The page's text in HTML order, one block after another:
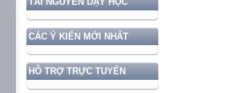
CÁC Ý KIẾN MỚI NHẤT
HỖ TRỢ TRỰC TUYẾN